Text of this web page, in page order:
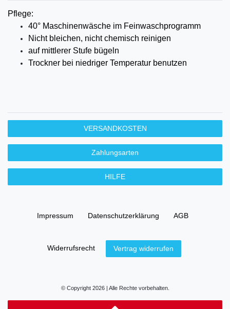
Pflege:
40° Maschinenwäsche im Feinwaschprogramm
Nicht bleichen, nicht chemisch reinigen
auf mittlerer Stufe bügeln
Trockner bei niedriger Temperatur benutzen
VERSANDKOSTEN
Zahlungsarten
HILFE
Impressum Daten­schutz­erklärung AGB
Widerrufs­recht Vertrag widerrufen
© Copyright 2026 | Alle Rechte vorbehalten.